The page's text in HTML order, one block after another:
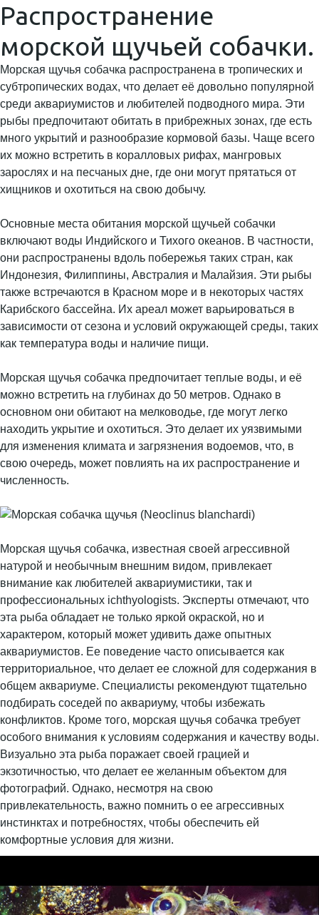
Распространение
морской щучьей собачки.
Морская щучья собачка распространена в тропических и
субтропических водах, что делает её довольно популярной
среди аквариумистов и любителей подводного мира. Эти
рыбы предпочитают обитать в прибрежных зонах, где есть
много укрытий и разнообразие кормовой базы. Чаще всего
их можно встретить в коралловых рифах, мангровых
зарослях и на песчаных дне, где они могут прятаться от
хищников и охотиться на свою добычу.
Основные места обитания морской щучьей собачки
включают воды Индийского и Тихого океанов. В частности,
они распространены вдоль побережья таких стран, как
Индонезия, Филиппины, Австралия и Малайзия. Эти рыбы
также встречаются в Красном море и в некоторых частях
Карибского бассейна. Их ареал может варьироваться в
зависимости от сезона и условий окружающей среды, таких
как температура воды и наличие пищи.
Морская щучья собачка предпочитает теплые воды, и её
можно встретить на глубинах до 50 метров. Однако в
основном они обитают на мелководье, где могут легко
находить укрытие и охотиться. Это делает их уязвимыми
для изменения климата и загрязнения водоемов, что, в
свою очередь, может повлиять на их распространение и
численность.
Морская щучья собачка, известная своей агрессивной
натурой и необычным внешним видом, привлекает
внимание как любителей аквариумистики, так и
профессиональных ichthyologists. Эксперты отмечают, что
эта рыба обладает не только яркой окраской, но и
характером, который может удивить даже опытных
аквариумистов. Ее поведение часто описывается как
территориальное, что делает ее сложной для содержания в
общем аквариуме. Специалисты рекомендуют тщательно
подбирать соседей по аквариуму, чтобы избежать
конфликтов. Кроме того, морская щучья собачка требует
особого внимания к условиям содержания и качеству воды.
Визуально эта рыба поражает своей грацией и
экзотичностью, что делает ее желанным объектом для
фотографий. Однако, несмотря на свою
привлекательность, важно помнить о ее агрессивных
инстинктах и потребностях, чтобы обеспечить ей
комфортные условия для жизни.